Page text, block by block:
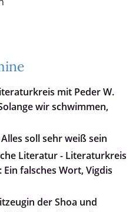
mit Peder W.
wir schwimmen,
soll sehr weiß sein
Literatur - Literaturkreis
falsches Wort, Vigdis
der Shoa und